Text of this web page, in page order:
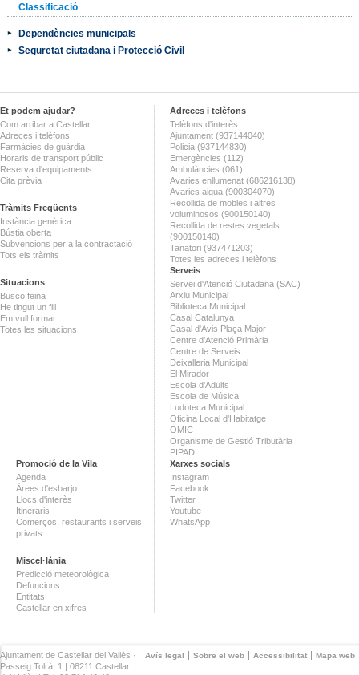
Classificació
Dependències municipals
Seguretat ciutadana i Protecció Civil
Et podem ajudar?
Com arribar a Castellar
Adreces i telèfons
Farmàcies de guàrdia
Horaris de transport públic
Reserva d'equipaments
Cita prèvia
Tràmits Freqüents
Instància genèrica
Bústia oberta
Subvencions per a la contractació
Tots els tràmits
Situacions
Busco feina
He tingut un fill
Em vull formar
Totes les situacions
Adreces i telèfons
Telèfons d'interès
Ajuntament (937144040)
Policia (937144830)
Emergències (112)
Ambulàncies (061)
Avaries enllumenat (686216138)
Avaries aigua (900304070)
Recollida de mobles i altres
voluminosos (900150140)
Recollida de restes vegetals
(900150140)
Tanatori (937471203)
Totes les adreces i telèfons
Serveis
Servei d'Atenció Ciutadana (SAC)
Arxiu Municipal
Biblioteca Municipal
Casal Catalunya
Casal d'Avis Plaça Major
Centre d'Atenció Primària
Centre de Serveis
Deixalleria Municipal
El Mirador
Escola d'Adults
Escola de Música
Ludoteca Municipal
Oficina Local d'Habitatge
OMIC
Organisme de Gestió Tributària
PIPAD
Promoció de la Vila
Agenda
Àrees d'esbarjo
Llocs d'interès
Itineraris
Comerços, restaurants i serveis
privats
Miscel·lània
Predicció meteorològica
Defuncions
Entitats
Castellar en xifres
Xarxes socials
Instagram
Facebook
Twitter
Youtube
WhatsApp
Avís legal Sobre el web Accessibilitat Mapa web
Ajuntament de Castellar del Vallès ·
Passeig Tolrà, 1 | 08211 Castellar